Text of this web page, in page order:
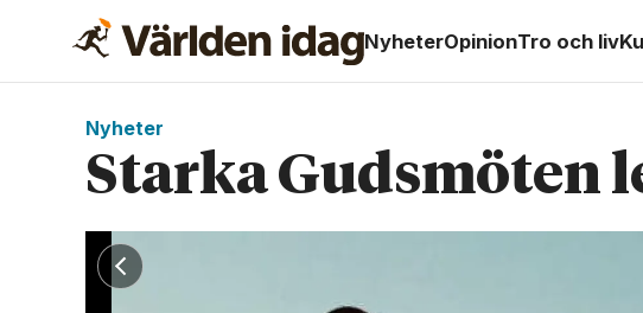
NyheterOpinionTro och liv
Nyheter
Starka Gudsmöten